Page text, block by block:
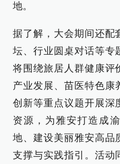
地。
据了解，大会期间还配
坛、行业圆桌对话等专
将围绕旅居人群健康评
产业发展、苗医特色康
创新等重点议题开展深
资源，为雅安打造成
地、建设美丽雅安高品
支撑与实践指引。活动